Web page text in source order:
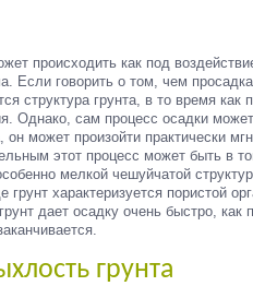
происходить как под
Если говорить о том, чем
структура грунта, в то время как
Однако, сам процесс осадки
он может произойти практически
этот процесс может быть в
мелкой чешуйчатой
грунт характеризуется пористой
дает осадку очень быстро,
грунта